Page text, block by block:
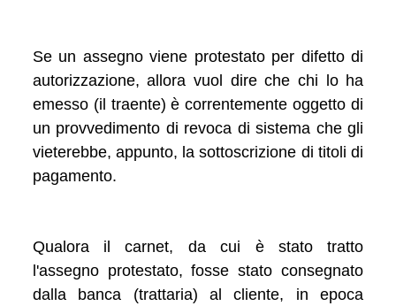
Se un assegno viene protestato per difetto di
autorizzazione, allora vuol dire che chi lo ha
emesso (il traente) è correntemente oggetto di
un provvedimento di revoca di sistema che gli
vieterebbe, appunto, la sottoscrizione di titoli di
pagamento.
Qualora il carnet, da cui è stato tratto
l'assegno protestato, fosse stato consegnato
dalla banca (trattaria) al cliente, in epoca